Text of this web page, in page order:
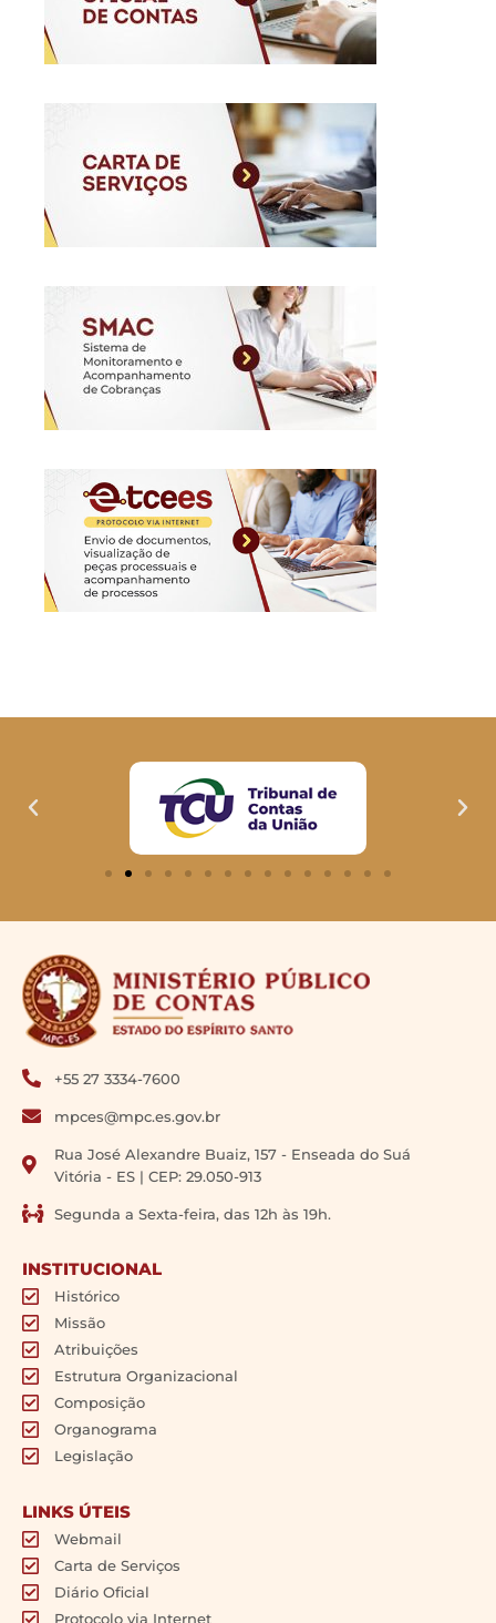
+55 27 3334-7600
mpces@mpc.es.gov.br
Rua José Alexandre Buaiz, 157 - Enseada do Suá
Vitória - ES | CEP: 29.050-913
Segunda a Sexta-feira, das 12h às 19h.
INSTITUCIONAL
Histórico
Missão
Atribuições
Estrutura Organizacional
Composição
Organograma
Legislação
LINKS ÚTEIS
Webmail
Carta de Serviços
Diário Oficial
Protocolo via Internet